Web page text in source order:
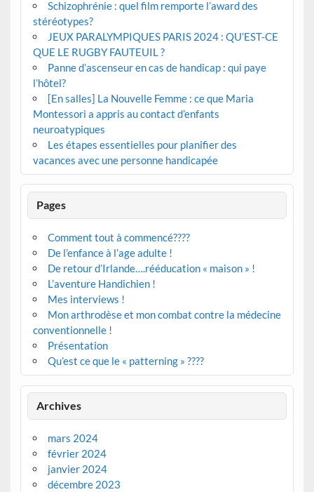
Schizophrénie : quel film remporte l’award des
stéréotypes?
JEUX PARALYMPIQUES PARIS 2024 : QU’EST-CE
QUE LE RUGBY FAUTEUIL ?
Panne d’ascenseur en cas de handicap : qui paye
l’hôtel?
[En salles] La Nouvelle Femme : ce que Maria
Montessori a appris au contact d’enfants
neuroatypiques
Les étapes essentielles pour planifier des
vacances avec une personne handicapée
Pages
Comment tout à commencé????
De l’enfance à l’age adulte !
De retour d’Irlande….rééducation « maison » !
L’aventure Handichien !
Mes interviews !
Mon arthrodèse et mon combat contre la médecine
conventionnelle !
Présentation
Qu’est ce que le « patterning » ????
Archives
mars 2024
février 2024
janvier 2024
décembre 2023